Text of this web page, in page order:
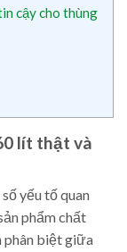
cậy cho thùng
lít thật và
yếu tố quan
phẩm chất
phân biệt giữa